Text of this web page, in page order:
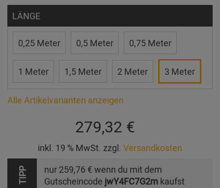
LÄNGE
0,25 Meter 0,5 Meter 0,75 Meter
1 Meter 1,5 Meter 2 Meter 3 Meter
Alle Artikelvarianten anzeigen
279,32 €
inkl. 19 % MwSt. zzgl. Versandkosten
TIPP nur 259,76 € wenn du mit dem
Gutscheincode jwY4FC7G2m kaufst